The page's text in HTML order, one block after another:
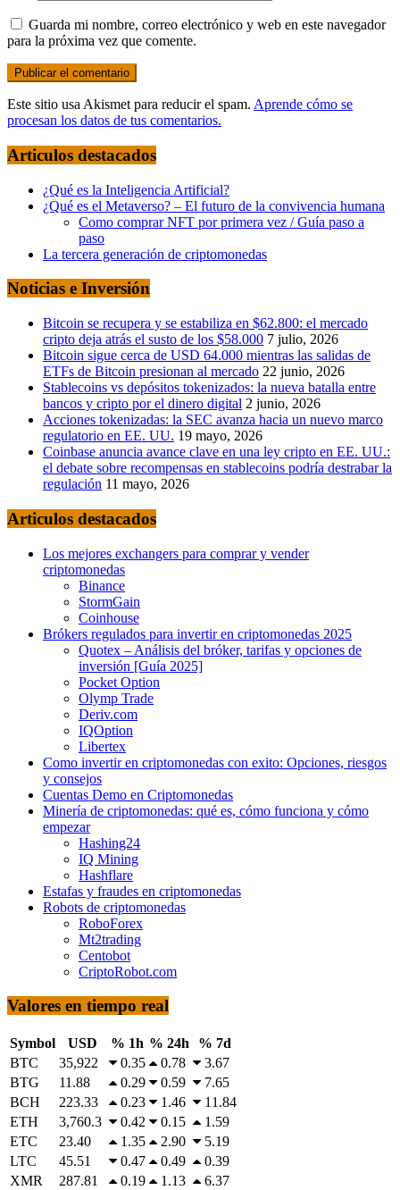
Guarda mi nombre, correo electrónico y web en este navegador
para la próxima vez que comente.
Este sitio usa Akismet para reducir el spam. Aprende cómo se
procesan los datos de tus comentarios.
Articulos destacados
¿Qué es la Inteligencia Artificial?
¿Qué es el Metaverso? – El futuro de la convivencia humana
Como comprar NFT por primera vez / Guía paso a
paso
La tercera generación de criptomonedas
Noticias e Inversión
Bitcoin se recupera y se estabiliza en $62.800: el mercado
cripto deja atrás el susto de los $58.000 7 julio, 2026
Bitcoin sigue cerca de USD 64.000 mientras las salidas de
ETFs de Bitcoin presionan al mercado 22 junio, 2026
Stablecoins vs depósitos tokenizados: la nueva batalla entre
bancos y cripto por el dinero digital 2 junio, 2026
Acciones tokenizadas: la SEC avanza hacia un nuevo marco
regulatorio en EE. UU. 19 mayo, 2026
Coinbase anuncia avance clave en una ley cripto en EE. UU.:
el debate sobre recompensas en stablecoins podría destrabar la
regulación 11 mayo, 2026
Articulos destacados
Los mejores exchangers para comprar y vender
criptomonedas
Binance
StormGain
Coinhouse
Brókers regulados para invertir en criptomonedas 2025
Quotex – Análisis del bróker, tarifas y opciones de
inversión [Guía 2025]
Pocket Option
Olymp Trade
Deriv.com
IQOption
Libertex
Como invertir en criptomonedas con exito: Opciones, riesgos
y consejos
Cuentas Demo en Criptomonedas
Minería de criptomonedas: qué es, cómo funciona y cómo
empezar
Hashing24
IQ Mining
Hashflare
Estafas y fraudes en criptomonedas
Robots de criptomonedas
RoboForex
Mt2trading
Centobot
CriptoRobot.com
Valores en tiempo real
Symbol USD % 1h % 24h
% 7d
BTC
35,922 0.35 0.78
3.67
BTG
11.88 0.29 0.59
7.65
BCH
223.33 0.23 1.46
11.84
ETH
3,760.3 0.42 0.15
1.59
ETC
23.40 1.35 2.90
5.19
LTC
45.51 0.47 0.49
0.39
XMR
287.81 0.19 1.13
6.37